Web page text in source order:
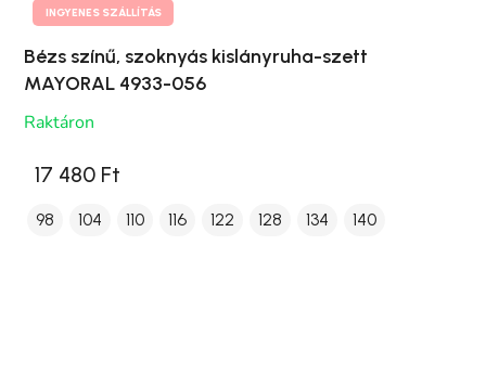
INGYENES SZÁLLÍTÁS
Bézs színű, szoknyás kislányruha-szett
MAYORAL 4933-056
Raktáron
17 480 Ft
98 104 110 116 122 128 134 140